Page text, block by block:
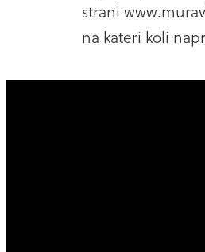
strani
na kateri koli